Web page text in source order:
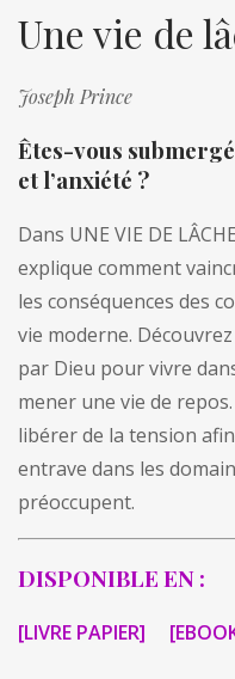
Une vie de
Joseph Prince
Êtes-vous
et l’anxiété ?
Dans UNE VIE DE
explique comment
les conséquences des
vie moderne.
par Dieu pour vivre
mener une vie de
libérer de la tension
entrave dans les
préoccupent.
DISPONIBLE EN :
[LIVRE PAPIER]